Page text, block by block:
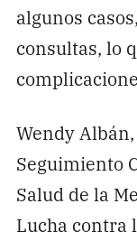
algunos
consultas, lo
Wendy
Seguimiento
Salud de la
Lucha contra